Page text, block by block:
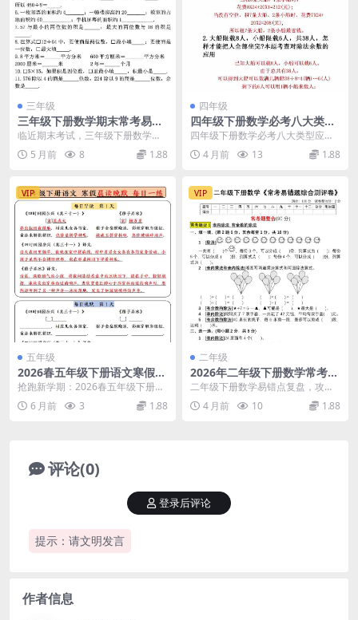
三年级
三年级下册数学期末常考易错
题专项复习资料电子版
临近期末考试，三年级下册数学期
末复习成为了家长和同学们最关注
的话题。为了帮助孩子...
5 月前 8 1.88
四年级
四年级下册数学必考八大类型
应用题专项训练与深度汇总电
四年级下册数学必考八大类型应用
题汇总：突破解题难点 各位家长和
同学们好，我是学科...
4 月前 13 1.88
VIP
五年级
2026春五年级下册语文寒假预
习必背内容：每日早读晚默全
抢跑新学期：2026春五年级下册语
文寒假预习必背内容深度解析 大家
好，我是学科星...
6 月前 3 1.88
VIP
二年级
2026年二年级下册数学常考易
错题专项突破与综合测评卷电
二年级下册数学易错点复盘，攻克
常考题丢分陷阱 进入二年级下学
期，数学的学习重点由...
4 月前 10 1.88
评论(0)
提示：请文明发言
登录后评论
作者信息